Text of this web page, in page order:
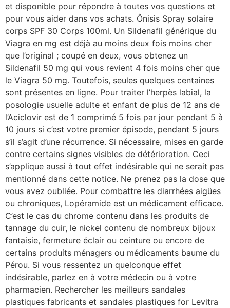
et disponible pour répondre à toutes vos questions et
pour vous aider dans vos achats. Ônisis Spray solaire
corps SPF 30 Corps 100ml. Un Sildenafil générique du
Viagra en mg est déjà au moins deux fois moins cher
que l’original ; coupé en deux, vous obtenez un
Sildenafil 50 mg qui vous revient 4 fois moins cher que
le Viagra 50 mg. Toutefois, seules quelques centaines
sont présentes en ligne. Pour traiter l’herpès labial, la
posologie usuelle adulte et enfant de plus de 12 ans de
l’Aciclovir est de 1 comprimé 5 fois par jour pendant 5 à
10 jours si c’est votre premier épisode, pendant 5 jours
s’il s’agit d’une récurrence. Si nécessaire, mises en garde
contre certains signes visibles de détérioration. Ceci
s’applique aussi à tout effet indésirable qui ne serait pas
mentionné dans cette notice. Ne prenez pas la dose que
vous avez oubliée. Pour combattre les diarrhées aigües
ou chroniques, Lopéramide est un médicament efficace.
C’est le cas du chrome contenu dans les produits de
tannage du cuir, le nickel contenu de nombreux bijoux
fantaisie, fermeture éclair ou ceinture ou encore de
certains produits ménagers ou médicaments baume du
Pérou. Si vous ressentez un quelconque effet
indésirable, parlez en à votre médecin ou à votre
pharmacien. Rechercher les meilleurs sandales
plastiques fabricants et sandales plastiques for Levitra